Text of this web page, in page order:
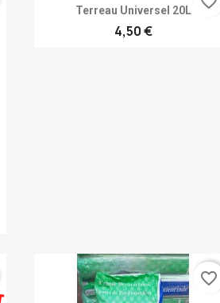
Achat rapide
Terreau Universel 20L
4,50 €
favorite_border